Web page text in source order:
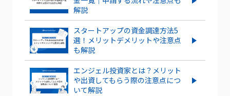
ストックオプションを新規に行使する
流れやタイミングを解説！
ベンチャー企業のストックオプションと
は？導入するメリット・デメリット、注
意点を解説
もっとみる
解説
スタートアップの資金調達方法5
選！メリットデメリットや注意点
も解説
エンジェル投資家とは？メリット
や出資してもらう際の注意点につ
いて解説